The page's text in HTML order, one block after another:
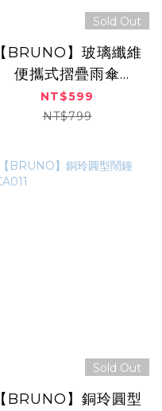
Sold Out
【BRUNO】玻璃纖維
便攜式摺疊雨傘
BOA061
NT$599
NT$799
Sold Out
【BRUNO】銅玲圓型